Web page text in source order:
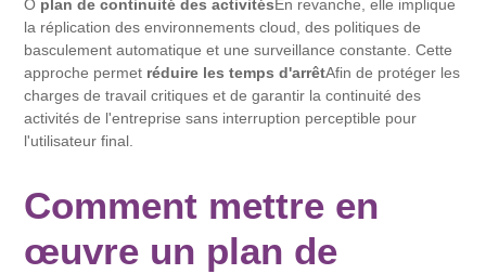
O plan de continuité des activitésEn revanche, elle implique
la réplication des environnements cloud, des politiques de
basculement automatique et une surveillance constante. Cette
approche permet réduire les temps d'arrêtAfin de protéger les
charges de travail critiques et de garantir la continuité des
activités de l'entreprise sans interruption perceptible pour
l'utilisateur final.
Comment mettre en
œuvre un plan de